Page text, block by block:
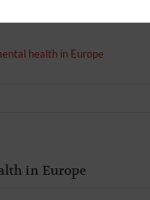
health in Europe
in Europe